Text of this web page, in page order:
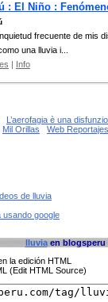
: El Niño :
frecuente de mis
una lluvia i...
| Info
L’aerofagia è una
Mil Orillas Web
de lluvia
usando google
lluviaen blogsperu
la edición HTML
(Edit HTML Source)